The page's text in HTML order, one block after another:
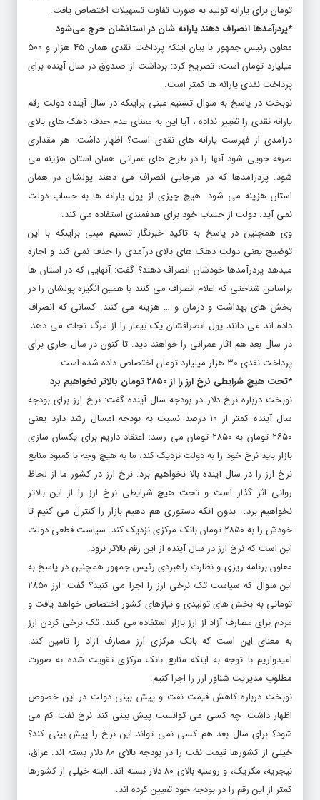
تومان برای یارانه تولید به صورت تفاوت تسهیلات اختصاص یافت.
*پردرآمدها انصراف دهند یارانه شان در استانشان خرج می‌شود
معاون رئیس جمهور با بیان اینکه پرداخت نقدی همان ۴۵ هزار و ۵۰۰
میلیارد تومان است، تصریح کرد: برداشت از صندوق در سال آینده برای
پرداخت نقدی یارانه ها کمتر است.
نوبخت در پاسخ به سوال تسنیم مبنی براینکه در سال آینده دولت رقم
یارانه نقدی را تغییر نداده ، آیا این به معنای عدم حذف دهک های بالای
درآمدی از فهرست یارانه های نقدی است؟ اظهار داشت: هر مقداری
صرفه جویی شود آنها را در طرح های عمرانی همان استان هزینه می
شود. پردرآمدها که در هرجایی انصراف می دهند پولشان در همان
استان هزینه می شود. هیچ چیزی از پول یارانه ها به حساب دولت
نمی آید. دولت از حساب خود برای هدفمندی استفاده می کند.
وی همچنین در پاسخ به تاکید خبرنگار تسنیم مبنی براینکه با این
توضیح یعنی دولت دهک های بالای درآمدی را حذف نمی کند و اجازه
میدهد پردرآمدها خودشان انصراف دهند؟ گفت: آنهایی که در استان ها
براساس شناختی که اعلام انصراف می کنند با همین انگیزه پولشان را در
بخش های بهداشت و درمان و … هزینه می کنند. کسانی که انصراف
داده اند می دانند پول انصرافشان یک بیمار را از مرگ نجات می دهد.
در سال بعد هم آثار عمرانی را خواهند دید. تا کنون در سال جاری برای
پرداخت نقدی ۳۰ هزار میلیارد تومان اختصاص داده شده است.
*تحت هیچ شرایطی نرخ ارز را از ۲۸۵۰ تومان بالاتر نخواهیم برد
نوبخت درباره نرخ دلار در بودجه سال آینده گفت: نرخ ارز برای بودجه
سال آینده کمتر از ۱۰ درصد نسبت به بودجه امسال رشد دارد یعنی
۲۶۵۰ تومان به ۲۸۵۰ تومان می رسد؛ اعتقاد داریم برای یکسان سازی
بازار باید نرخ خود را به دولت نزدیک کند، ما به هیچ وجه با کمبود منابع
نرخ ارز را در سال آینده بالا نخواهیم برد. نرخ ارز در کشور ما از لحاظ
روانی اثر گذار است و تحت هیچ شرایطی نرخ ارز را از این بالاتر
نخواهیم برد. بدون آنکه دستوری هم دهیم بازار را کنترل می کنیم تا
خودش را به ۲۸۵۰ تومان بانک مرکزی نزدیک کند. سیاست قطعی دولت
این است که نرخ ارز در سال آینده از این رقم بالاتر نرود.
معاون برنامه ریزی و نظارت راهبردی رئیس جمهور همچنین در پاسخ به
این سوال که سیاست تک نرخی ارز را اجرا می کنید؟ گفت: ارز ۲۸۵۰
تومانی به بخش های تولیدی و نیازهای کشور اختصاص خواهد یافت و
مردم برای مصارف آزاد از ارز بازار استفاده می کنند. تک نرخی کردن ارز
به معنای این است که بانک مرکزی ارز مصارف آزاد را تامین کند.
امیدواریم با توجه به اینکه منابع بانک مرکزی تقویت شده به صورت
مطلوب مدیریت شناور ارز را اجرا کنیم.
نوبخت درباره کاهش قیمت نفت و پیش بینی دولت در این خصوص
اظهار داشت: چه کسی می توانست پیش بینی کند نرخ نفت کم می
شود؟ برای سال بعد هم کسی نمی تواند این نرخ را پیش بینی کند؟
خیلی از کشورها قیمت نفت را در بودجه بالای ۸۰ دلار بسته اند. عراق،
نیجریه، مکزیک، و روسیه بالای ۸۰ دلار بسته اند. البته خیلی از کشورها
کمتر از این رقم را در بودجه خود تعیین کرده اند.